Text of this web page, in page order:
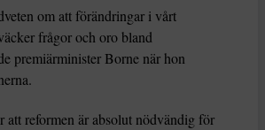
om att förändringar i vårt
frågor och oro bland
premiärminister Borne när hon
att reformen är absolut nödvändig för